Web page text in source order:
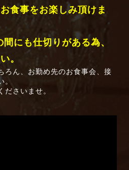
食事をお楽しみ頂けま
にも仕切りがある為、
。
ろん、お勤め先のお食事会、接
。
ださいませ。